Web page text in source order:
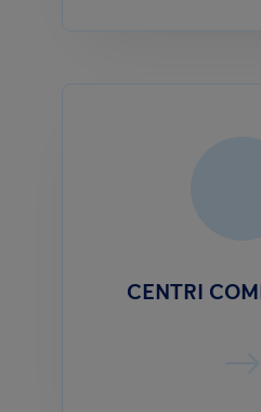
CENTRI